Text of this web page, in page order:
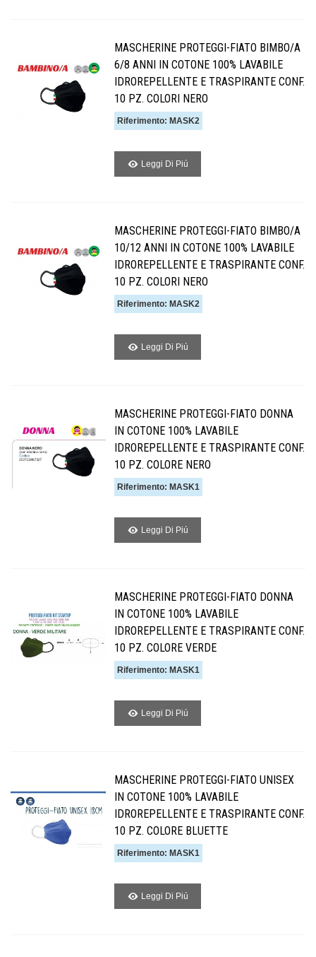
MASCHERINE PROTEGGI-FIATO BIMBO/A
6/8 ANNI IN COTONE 100% LAVABILE
IDROREPELLENTE E TRASPIRANTE CONF.
10 PZ. COLORI NERO
Riferimento: MASK2
Leggi Di Piú
MASCHERINE PROTEGGI-FIATO BIMBO/A
10/12 ANNI IN COTONE 100% LAVABILE
IDROREPELLENTE E TRASPIRANTE CONF.
10 PZ. COLORI NERO
Riferimento: MASK2
Leggi Di Piú
MASCHERINE PROTEGGI-FIATO DONNA
IN COTONE 100% LAVABILE
IDROREPELLENTE E TRASPIRANTE CONF.
10 PZ. COLORE NERO
Riferimento: MASK1
Leggi Di Piú
MASCHERINE PROTEGGI-FIATO DONNA
IN COTONE 100% LAVABILE
IDROREPELLENTE E TRASPIRANTE CONF.
10 PZ. COLORE VERDE
Riferimento: MASK1
Leggi Di Piú
MASCHERINE PROTEGGI-FIATO UNISEX
IN COTONE 100% LAVABILE
IDROREPELLENTE E TRASPIRANTE CONF.
10 PZ. COLORE BLUETTE
Riferimento: MASK1
Leggi Di Piú